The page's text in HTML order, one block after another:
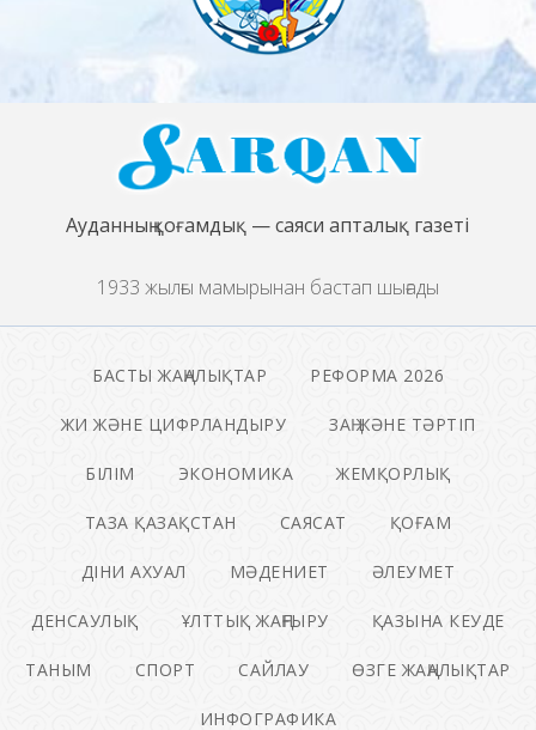
Ауданның қоғамдық — саяси апталық газеті
1933 жылғы мамырынан бастап шығады
БАСТЫ ЖАҢАЛЫҚТАР РЕФОРМА 2026
ЖИ ЖӘНЕ ЦИФРЛАНДЫРУ ЗАҢ ЖӘНЕ ТӘРТІП
БІЛІМ ЭКОНОМИКА ЖЕМҚОРЛЫҚ
ТАЗА ҚАЗАҚСТАН САЯСАТ ҚОҒАМ
ДІНИ АХУАЛ МӘДЕНИЕТ ӘЛЕУМЕТ
ДЕНСАУЛЫҚ ҰЛТТЫҚ ЖАҢҒЫРУ ҚАЗЫНА КЕУДЕ
ТАНЫМ СПОРТ САЙЛАУ ӨЗГЕ ЖАҢАЛЫҚТАР
ИНФОГРАФИКА